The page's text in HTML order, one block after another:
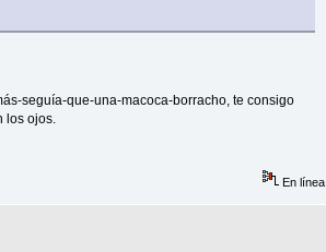
seguía-que-una-macoca-borracho, te consigo
los ojos.
En línea